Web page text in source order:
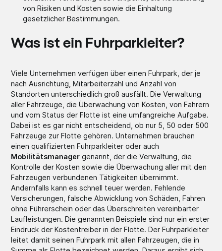
von Risiken und Kosten sowie die Einhaltung
gesetzlicher Bestimmungen.
Was ist ein Fuhrparkleiter?
Viele Unternehmen verfügen über einen Fuhrpark, der je
nach Ausrichtung, Mitarbeiterzahl und Anzahl von
Standorten unterschiedlich groß ausfällt. Die Verwaltung
aller Fahrzeuge, die Überwachung von Kosten, von Fahrern
und vom Status der Flotte ist eine umfangreiche Aufgabe.
Dabei ist es gar nicht entscheidend, ob nur 5, 50 oder 500
Fahrzeuge zur Flotte gehören. Unternehmen brauchen
einen qualifizierten Fuhrparkleiter oder auch
Mobilitätsmanager genannt, der die Verwaltung, die
Kontrolle der Kosten sowie die Überwachung aller mit den
Fahrzeugen verbundenen Tätigkeiten übernimmt.
Andernfalls kann es schnell teuer werden. Fehlende
Versicherungen, falsche Abwicklung von Schäden, Fahren
ohne Führerschein oder das Überschreiten vereinbarter
Laufleistungen. Die genannten Beispiele sind nur ein erster
Eindruck der Kostentreiber in der Flotte. Der Fuhrparkleiter
leitet damit seinen Fuhrpark mit allen Fahrzeugen, die in